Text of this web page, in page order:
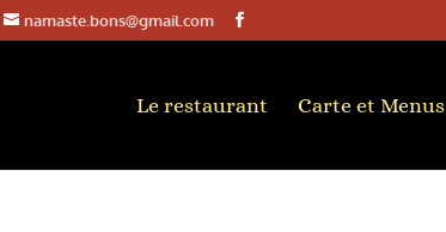
namaste.bons@gmail.com
Le restaurant Carte et Menus